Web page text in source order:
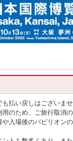
払い戻しはございませ
のため、ご旅行取消
入場後のパビリオン